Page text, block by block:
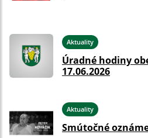
Aktuality
Úradné hodiny
17.06.2026
Aktuality
Smútočné